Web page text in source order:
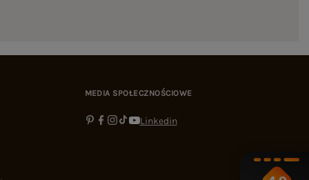
MEDIA SPOŁECZNOŚCIOWE
Linkedin